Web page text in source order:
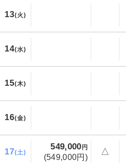
13(火)
14(水)
15(木)
16(金)
17(土)
549,000 円
(549,000円)
△